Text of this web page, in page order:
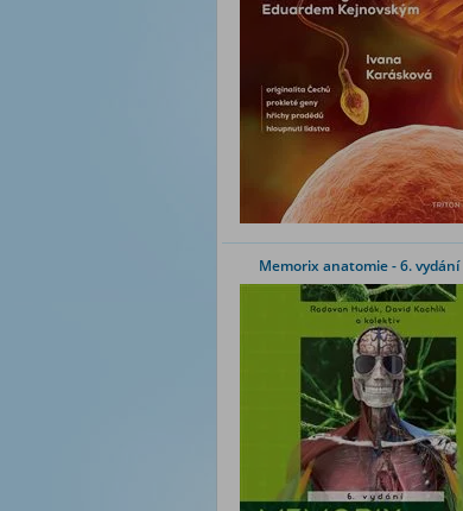
Memorix anatomie - 6. vydání